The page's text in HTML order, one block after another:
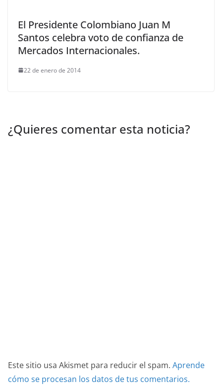
El Presidente Colombiano Juan M
Santos celebra voto de confianza de
Mercados Internacionales.
22 de enero de 2014
¿Quieres comentar esta noticia?
Este sitio usa Akismet para reducir el spam. Aprende
cómo se procesan los datos de tus comentarios.